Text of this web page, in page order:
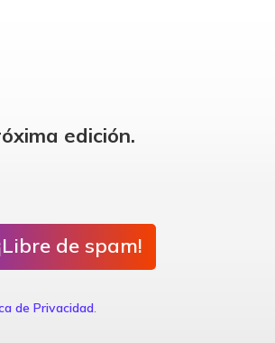
edición.
de spam!
de Privacidad.